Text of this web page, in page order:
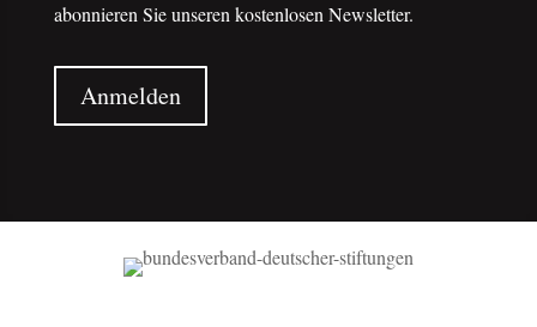
abonnieren Sie unseren kostenlosen Newsletter.
Anmelden